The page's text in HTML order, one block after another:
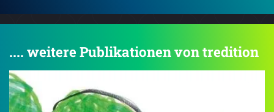
.... weitere Publikationen von tredition